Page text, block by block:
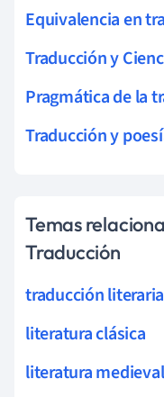
Equivalencia en
Traducción y
Pragmática de la
Traducción y
Temas
Traducción
traducción literaria
literatura clásica
literatura medieval